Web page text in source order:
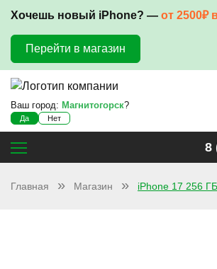
Хочешь новый iPhone? — от 2500₽
Перейти в магазин
Ваш город: Магнитогорск?
Да Нет
8
Главная Магазин iPhone 17 256